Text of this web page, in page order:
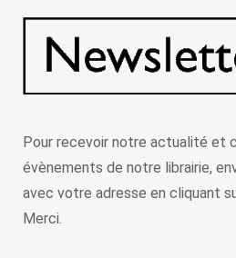
Pour recevoir notre actualité et
évènements de notre librairie,
avec votre adresse en cliquant
Merci.